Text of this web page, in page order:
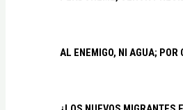
AL ENEMIGO, NI AGUA; POR